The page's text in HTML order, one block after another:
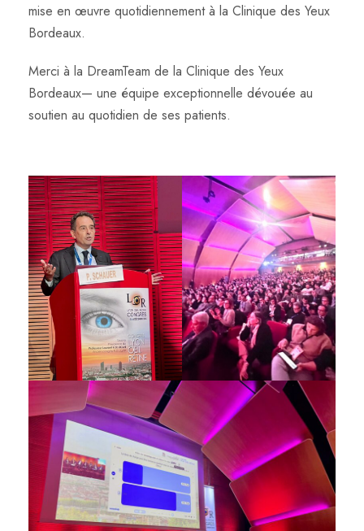
mise en œuvre quotidiennement à la Clinique des Yeux
Bordeaux.
Merci à la DreamTeam de la Clinique des Yeux
Bordeaux— une équipe exceptionnelle dévouée au
soutien au quotidien de ses patients.